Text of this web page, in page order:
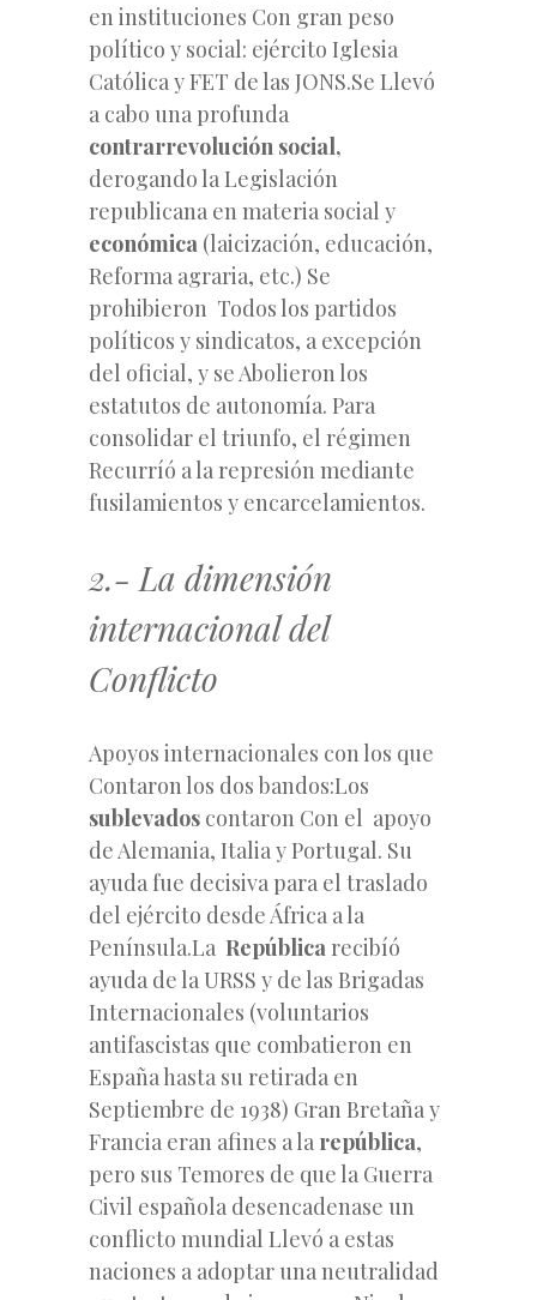
en instituciones Con gran peso
político y social: ejército Iglesia
Católica y FET de las JONS.Se Llevó
a cabo una profunda
contrarrevolución social,
derogando la Legislación
republicana en materia social y
económica (laicización, educación,
Reforma agraria, etc.) Se
prohibieron Todos los partidos
políticos y sindicatos, a excepción
del oficial, y se Abolieron los
estatutos de autonomía. Para
consolidar el triunfo, el régimen
Recurríó a la represión mediante
fusilamientos y encarcelamientos.
2.- La dimensión
internacional del
Conflicto
Apoyos internacionales con los que
Contaron los dos bandos:Los
sublevados contaron Con el apoyo
de Alemania, Italia y Portugal. Su
ayuda fue decisiva para el traslado
del ejército desde África a la
Península.La República recibíó
ayuda de la URSS y de las Brigadas
Internacionales (voluntarios
antifascistas que combatieron en
España hasta su retirada en
Septiembre de 1938) Gran Bretaña y
Francia eran afines a la república,
pero sus Temores de que la Guerra
Civil española desencadenase un
conflicto mundial Llevó a estas
naciones a adoptar una neutralidad